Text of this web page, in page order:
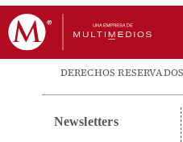
DERECHOS
Newsletters